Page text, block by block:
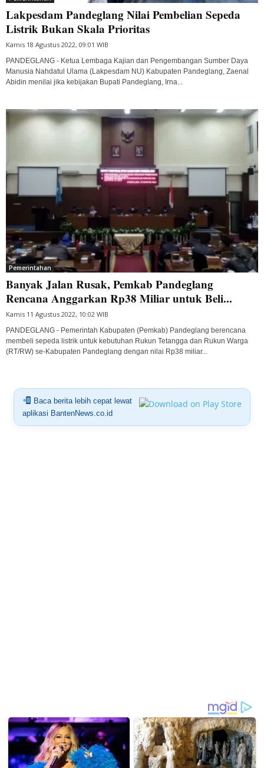
Lakpesdam Pandeglang Nilai Pembelian Sepeda
Listrik Bukan Skala Prioritas
Kamis 18 Agustus 2022, 09:01 WIB
PANDEGLANG - Ketua Lembaga Kajian dan Pengembangan Sumber Daya
Manusia Nahdatul Ulama (Lakpesdam NU) Kabupaten Pandeglang, Zaenal
Abidin menilai jika kebijakan Bupati Pandeglang, Irna...
Pemerintahan
Banyak Jalan Rusak, Pemkab Pandeglang
Rencana Anggarkan Rp38 Miliar untuk Beli...
Kamis 11 Agustus 2022, 10:02 WIB
PANDEGLANG - Pemerintah Kabupaten (Pemkab) Pandeglang berencana
membeli sepeda listrik untuk kebutuhan Rukun Tetangga dan Rukun Warga
(RT/RW) se-Kabupaten Pandeglang dengan nilai Rp38 miliar...
Baca berita lebih cepat lewat
aplikasi BantenNews.co.id